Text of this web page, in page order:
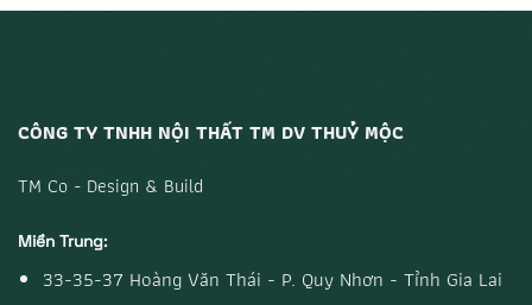
CÔNG TY TNHH NỘI THẤT TM DV THUỶ MỘC
TM Co - Design & Build
Miền Trung:
33-35-37 Hoàng Văn Thái - P. Quy Nhơn - Tỉnh Gia Lai